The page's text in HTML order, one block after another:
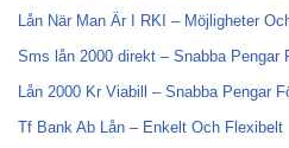
Lån När Man Är I RKI – Möjligheter
Sms lån 2000 direkt – Snabba Pengar
Lån 2000 Kr Viabill – Snabba Pengar
Tf Bank Ab Lån – Enkelt Och Flexibelt